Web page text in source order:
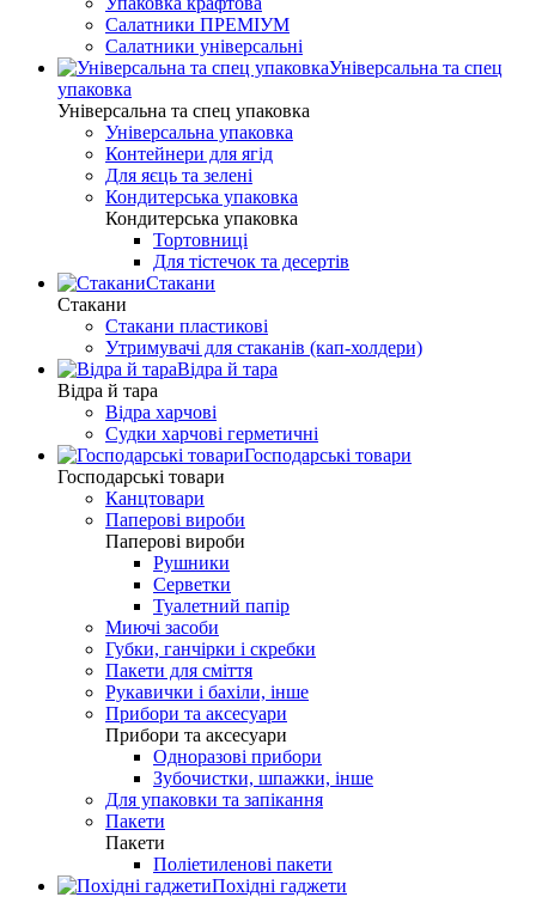
Салатники ПРЕМІУМ
Салатники універсальні
Універсальна та спец
упаковка
Універсальна та спец упаковка
Універсальна упаковка
Контейнери для ягід
Для яєць та зелені
Кондитерська упаковка
Кондитерська упаковка
Тортовниці
Для тістечок та десертів
Стакани
Стакани
Стакани пластикові
Утримувачі для стаканів (кап-холдери)
Відра й тара
Відра й тара
Відра харчові
Судки харчові герметичні
Господарські товари
Господарські товари
Канцтовари
Паперові вироби
Паперові вироби
Рушники
Серветки
Туалетний папір
Миючі засоби
Губки, ганчірки і скребки
Пакети для сміття
Рукавички і бахіли, інше
Прибори та аксесуари
Прибори та аксесуари
Одноразові прибори
Зубочистки, шпажки, інше
Для упаковки та запікання
Пакети
Пакети
Поліетиленові пакети
Похідні гаджети